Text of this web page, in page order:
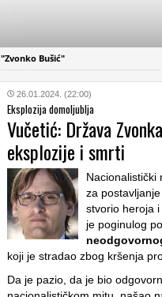
"Zvonko Bušić"
26.01.2024. (22:00)
Eksplozija domoljublja
Vučetić: Država
eksplozije i smrti
Nacionalistički
za
stvorio heroja
je poginulog
koji je stradao zbog kršenja
Da je pazio, da je bio